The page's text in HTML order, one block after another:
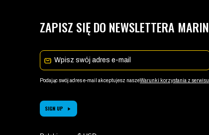
ZAPISZ SIĘ DO NEWSLETTERA MARIN
E-mail
Podając swój adres e-mail akceptujesz naszeWarunki korzystania z serwisu
SIGN UP